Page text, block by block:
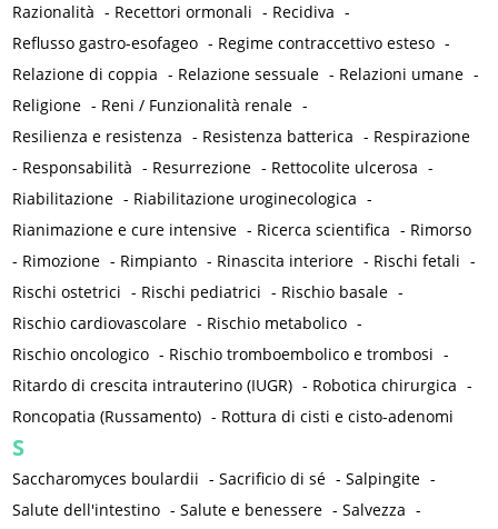
Razionalità - Recettori ormonali - Recidiva -
Reflusso gastro-esofageo - Regime contraccettivo esteso -
Relazione di coppia - Relazione sessuale - Relazioni umane -
Religione - Reni / Funzionalità renale -
Resilienza e resistenza - Resistenza batterica - Respirazione
- Responsabilità - Resurrezione - Rettocolite ulcerosa -
Riabilitazione - Riabilitazione uroginecologica -
Rianimazione e cure intensive - Ricerca scientifica - Rimorso
- Rimozione - Rimpianto - Rinascita interiore - Rischi fetali -
Rischi ostetrici - Rischi pediatrici - Rischio basale -
Rischio cardiovascolare - Rischio metabolico -
Rischio oncologico - Rischio tromboembolico e trombosi -
Ritardo di crescita intrauterino (IUGR) - Robotica chirurgica -
Roncopatia (Russamento) - Rottura di cisti e cisto-adenomi
S
Saccharomyces boulardii -Sacrificio di sé -Salpingite -
Salute dell'intestino -Salute e benessere -Salvezza -